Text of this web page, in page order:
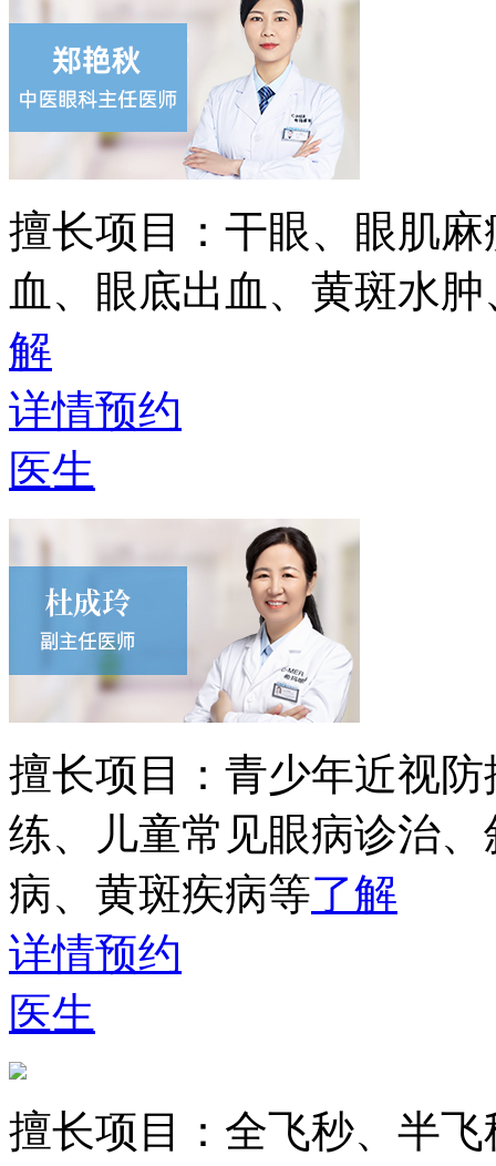
擅长项目： 干眼、眼肌
血、眼底出血、黄斑水
解
详情预约
医生
擅长项目： 青少年近视
练、儿童常见眼病诊治
病、黄斑疾病等了解
详情预约
医生
擅长项目： 全飞秒、半